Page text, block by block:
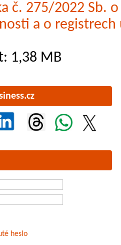
č. 275/2022 Sb.
a o
1,38 MB
heslo